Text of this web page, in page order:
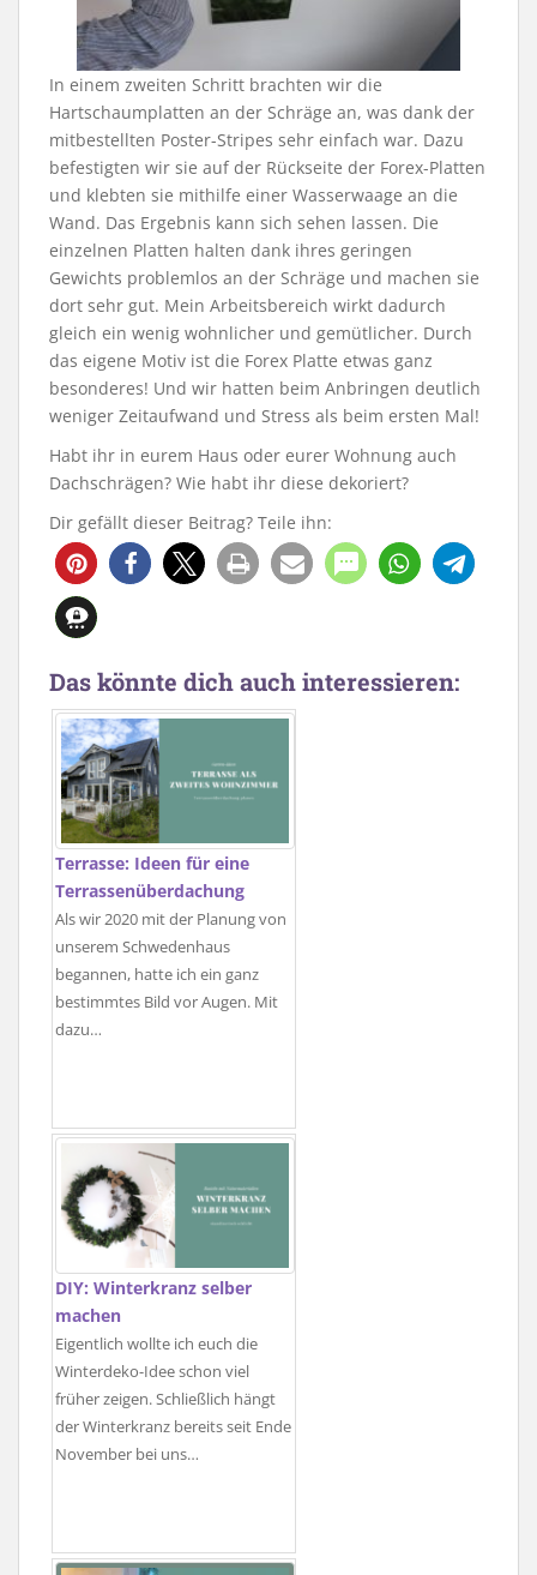
In einem zweiten Schritt brachten wir die
Hartschaumplatten an der Schräge an, was dank der
mitbestellten Poster-Stripes sehr einfach war. Dazu
befestigten wir sie auf der Rückseite der Forex-Platten
und klebten sie mithilfe einer Wasserwaage an die
Wand. Das Ergebnis kann sich sehen lassen. Die
einzelnen Platten halten dank ihres geringen
Gewichts problemlos an der Schräge und machen sie
dort sehr gut. Mein Arbeitsbereich wirkt dadurch
gleich ein wenig wohnlicher und gemütlicher. Durch
das eigene Motiv ist die Forex Platte etwas ganz
besonderes! Und wir hatten beim Anbringen deutlich
weniger Zeitaufwand und Stress als beim ersten Mal!
Habt ihr in eurem Haus oder eurer Wohnung auch
Dachschrägen? Wie habt ihr diese dekoriert?
Dir gefällt dieser Beitrag? Teile ihn:
Das könnte dich auch interessieren:
Terrasse: Ideen für eine
Terrassenüberdachung
Als wir 2020 mit der Planung von
unserem Schwedenhaus
begannen, hatte ich ein ganz
bestimmtes Bild vor Augen. Mit
dazu…
DIY: Winterkranz selber
machen
Eigentlich wollte ich euch die
Winterdeko-Idee schon viel
früher zeigen. Schließlich hängt
der Winterkranz bereits seit Ende
November bei uns…